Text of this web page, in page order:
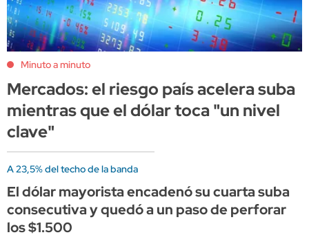
Minuto a minuto
Mercados: el riesgo país acelera suba
mientras que el dólar toca "un nivel
clave"
A 23,5% del techo de la banda
El dólar mayorista encadenó su cuarta suba
consecutiva y quedó a un paso de perforar
los $1.500